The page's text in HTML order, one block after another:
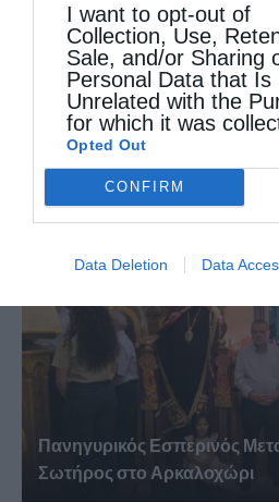
I want to opt-out of
Collection, Use,
Sale, and/or Sharing
Personal Data that Is
Unrelated with the
for which it was
Opted Out
CONFIRM
Data Deletion Data
Πανήγυρη Ιερού Καθεδρικού
Μεταμορφώσεως του
Πανηγυρικός Εσπερινός
Σωτήρος στο Αρκαλοχώρι